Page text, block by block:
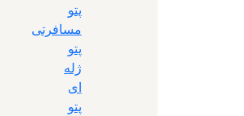
پتو
مسافرتی
پتو
ژله
ای
پتو